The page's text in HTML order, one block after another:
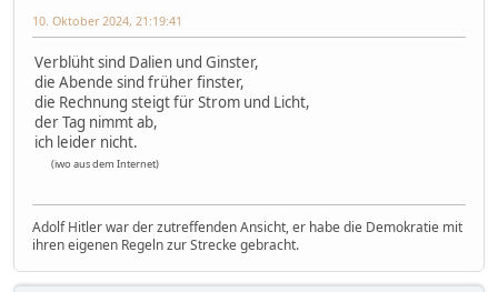
10. Oktober 2024, 21:19:41
Verblüht sind Dalien und Ginster,
die Abende sind früher finster,
die Rechnung steigt für Strom und Licht,
der Tag nimmt ab,
ich leider nicht.
(iwo aus dem Internet)
Adolf Hitler war der zutreffenden Ansicht, er habe die Demokratie mit
ihren eigenen Regeln zur Strecke gebracht.